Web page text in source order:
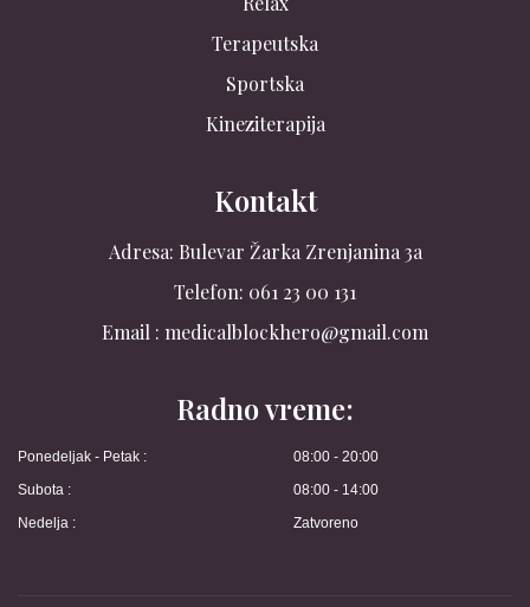
Terapeutska
Sportska
Kineziterapija
Kontakt
Adresa: Bulevar Žarka Zrenjanina 3a
Telefon: 061 23 00 131
Email : medicalblockhero@gmail.com
Radno vreme:
Ponedeljak - Petak :
Subota :
Nedelja :
08:00 - 20:00
08:00 - 14:00
Zatvoreno